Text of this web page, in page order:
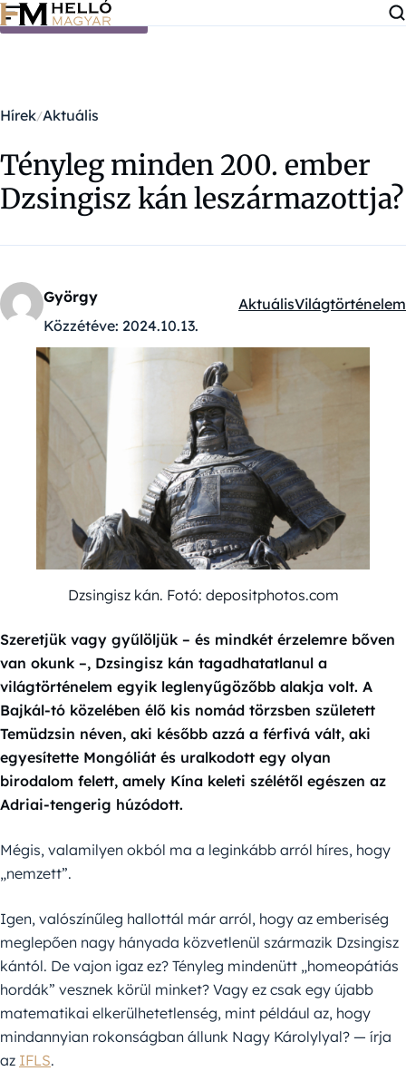
Ugrás a tartalomra
Hírek Aktuális
Tényleg minden 200. ember
Dzsingisz kán leszármazottja?
György
Közzétéve: 2024.10.13.
Kategóriák:
AktuálisVilágtörténelem
Dzsingisz kán. Fotó: depositphotos.com
Szeretjük vagy gyűlöljük – és mindkét érzelemre bőven
van okunk –, Dzsingisz kán tagadhatatlanul a
világtörténelem egyik leglenyűgözőbb alakja volt. A
Bajkál-tó közelében élő kis nomád törzsben született
Temüdzsin néven, aki később azzá a férfivá vált, aki
egyesítette Mongóliát és uralkodott egy olyan
birodalom felett, amely Kína keleti szélétől egészen az
Adriai-tengerig húzódott.
Mégis, valamilyen okból ma a leginkább arról híres, hogy
„nemzett”.
Igen, valószínűleg hallottál már arról, hogy az emberiség
meglepően nagy hányada közvetlenül származik Dzsingisz
kántól. De vajon igaz ez? Tényleg mindenütt „homeopátiás
hordák” vesznek körül minket? Vagy ez csak egy újabb
matematikai elkerülhetetlenség, mint például az, hogy
mindannyian rokonságban állunk Nagy Károlylyal? — írja
az IFLS.